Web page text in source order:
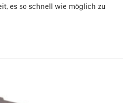
es so schnell wie möglich zu